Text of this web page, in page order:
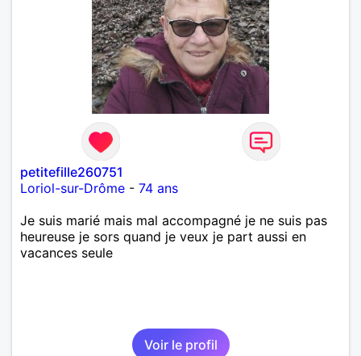
petitefille260751
Loriol-sur-Drôme - 74 ans
Je suis marié mais mal accompagné je ne suis pas
heureuse je sors quand je veux je part aussi en
vacances seule
Voir le profil